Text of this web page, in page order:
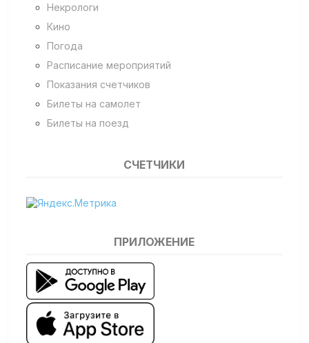
Некрологи
Кино
Погода
Расписание мероприятий
Показания счетчиков
Билеты на самолет
Билеты на поезд
СЧЕТЧИКИ
ПРИЛОЖЕНИЕ